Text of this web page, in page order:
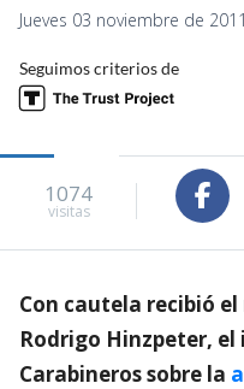
Jueves 03 noviembre de
Seguimos criterios de
1074
visitas
Con cautela recibió
Rodrigo Hinzpeter,
Carabineros sobre la